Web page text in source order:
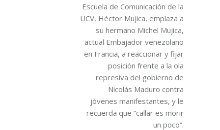
Escuela de Comunicación de la
UCV, Héctor Mujica, emplaza a
su hermano Michel Mujica,
actual Embajador venezolano
en Francia, a reaccionar y fijar
posición frente a la ola
represiva del gobierno de
Nicolás Maduro contra
jóvenes manifestantes, y le
recuerda que “callar es morir
un poco”.